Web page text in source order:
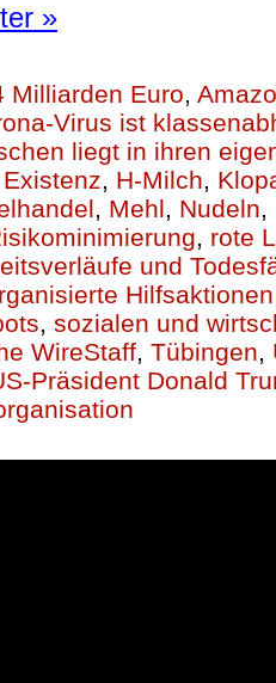
»
Milliarden Euro,
Virus ist
liegt in ihren
Existenz, H-Milch,
, Mehl, Nudeln,
, rote
und
Hilfsaktionen
, sozialen und
WireStaff, Tübingen,
Präsident Donald